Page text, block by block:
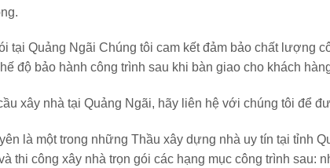
tại Quảng Ngãi Chúng tôi cam kết đảm bảo chất lượng
độ bảo hành công trình sau khi bàn giao cho khách
xây nhà tại Quảng Ngãi, hãy liên hệ với chúng tôi để
là một trong những Thầu xây dựng nhà uy tín tại tỉnh
thi công xây nhà trọn gói các hạng mục công trình sau: